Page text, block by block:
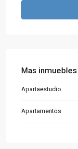
Mas inmuebles
Apartaestudio
Apartamentos